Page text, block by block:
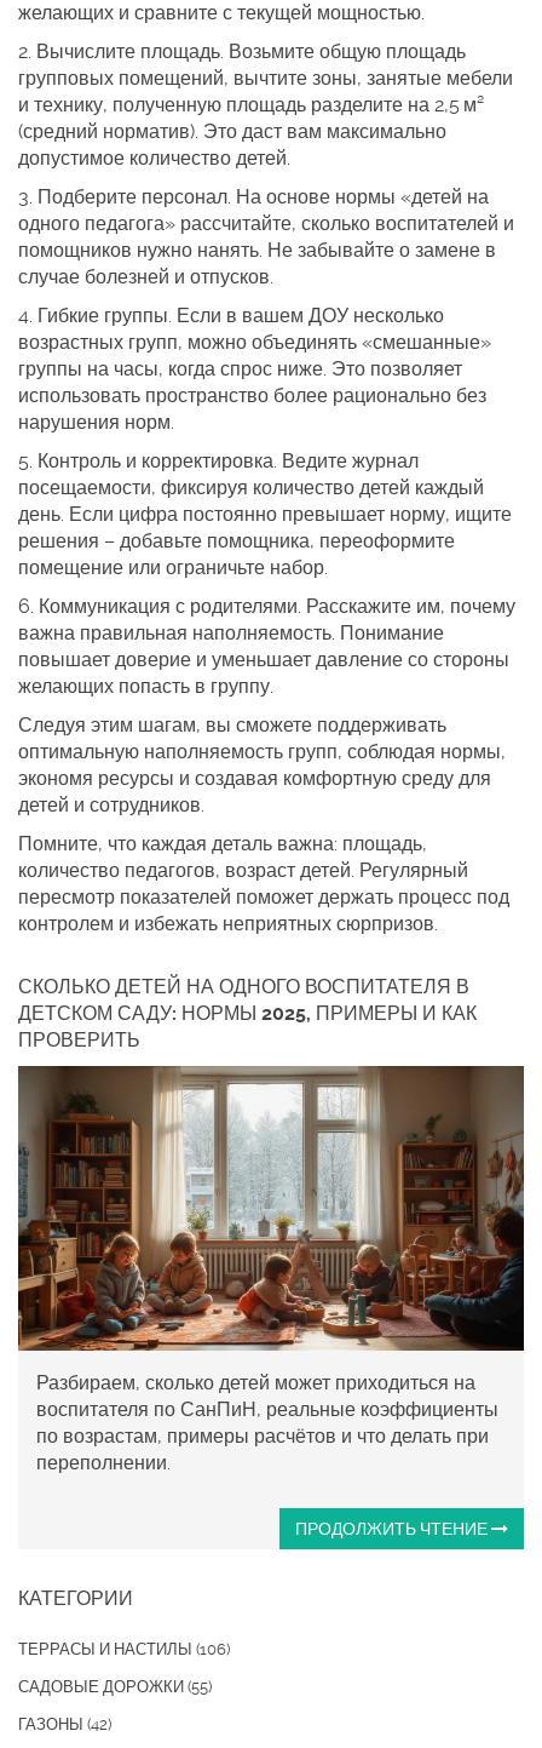
желающих и сравните с текущей мощностью.
2. Вычислите площадь. Возьмите общую площадь
групповых помещений, вычтите зоны, занятые мебели
и технику, полученную площадь разделите на 2,5 м²
(средний норматив). Это даст вам максимально
допустимое количество детей.
3. Подберите персонал. На основе нормы «детей на
одного педагога» рассчитайте, сколько воспитателей и
помощников нужно нанять. Не забывайте о замене в
случае болезней и отпусков.
4. Гибкие группы. Если в вашем ДОУ несколько
возрастных групп, можно объединять «смешанные»
группы на часы, когда спрос ниже. Это позволяет
использовать пространство более рационально без
нарушения норм.
5. Контроль и корректировка. Ведите журнал
посещаемости, фиксируя количество детей каждый
день. Если цифра постоянно превышает норму, ищите
решения – добавьте помощника, переоформите
помещение или ограничьте набор.
6. Коммуникация с родителями. Расскажите им, почему
важна правильная наполняемость. Понимание
повышает доверие и уменьшает давление со стороны
желающих попасть в группу.
Следуя этим шагам, вы сможете поддерживать
оптимальную наполняемость групп, соблюдая нормы,
экономя ресурсы и создавая комфортную среду для
детей и сотрудников.
Помните, что каждая деталь важна: площадь,
количество педагогов, возраст детей. Регулярный
пересмотр показателей поможет держать процесс под
контролем и избежать неприятных сюрпризов.
СКОЛЬКО ДЕТЕЙ НА ОДНОГО ВОСПИТАТЕЛЯ В
ДЕТСКОМ САДУ: НОРМЫ 2025, ПРИМЕРЫ И КАК
ПРОВЕРИТЬ
Разбираем, сколько детей может приходиться на
воспитателя по СанПиН, реальные коэффициенты
по возрастам, примеры расчётов и что делать при
переполнении.
ПРОДОЛЖИТЬ ЧТЕНИЕ
КАТЕГОРИИ
ТЕРРАСЫ И НАСТИЛЫ (106)
САДОВЫЕ ДОРОЖКИ (55)
ГАЗОНЫ (42)